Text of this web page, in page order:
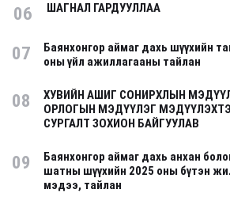
06 ШАГНАЛ ГАРДУУЛЛАА
07
Баянхонгор аймаг дахь шүүхийн
оны үйл ажиллагааны тайлан
08
ХУВИЙН АШИГ СОНИРХЛЫН
ОРЛОГЫН МЭДҮҮЛЭГ
СУРГАЛТ ЗОХИОН БАЙГУУЛАВ
09
Баянхонгор аймаг дахь анхан
шатны шүүхийн 2025 оны бүтэн
мэдээ, тайлан